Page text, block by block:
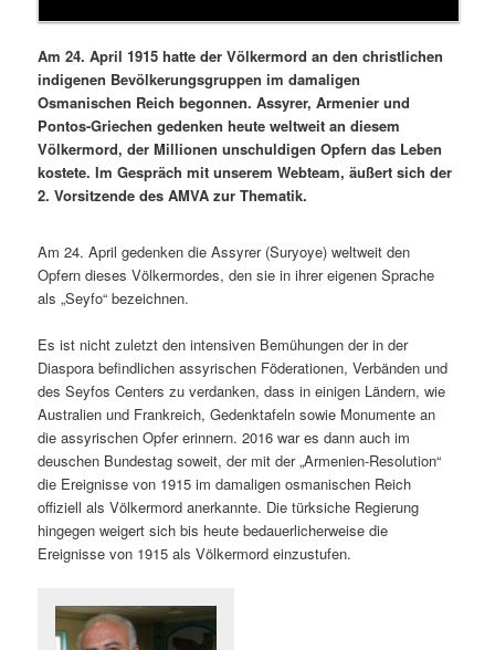
Am 24. April 1915 hatte der Völkermord an den christlichen
indigenen Bevölkerungsgruppen im damaligen
Osmanischen Reich begonnen. Assyrer, Armenier und
Pontos-Griechen gedenken heute weltweit an diesem
Völkermord, der Millionen unschuldigen Opfern das Leben
kostete. Im Gespräch mit unserem Webteam, äußert sich der
2. Vorsitzende des AMVA zur Thematik.
Am 24. April gedenken die Assyrer (Suryoye) weltweit den
Opfern dieses Völkermordes, den sie in ihrer eigenen Sprache
als „Seyfo“ bezeichnen.
Es ist nicht zuletzt den intensiven Bemühungen der in der
Diaspora befindlichen assyrischen Föderationen, Verbänden und
des Seyfos Centers zu verdanken, dass in einigen Ländern, wie
Australien und Frankreich, Gedenktafeln sowie Monumente an
die assyrischen Opfer erinnern. 2016 war es dann auch im
deuschen Bundestag soweit, der mit der „Armenien-Resolution“
die Ereignisse von 1915 im damaligen osmanischen Reich
offiziell als Völkermord anerkannte. Die türksiche Regierung
hingegen weigert sich bis heute bedauerlicherweise die
Ereignisse von 1915 als Völkermord einzustufen.